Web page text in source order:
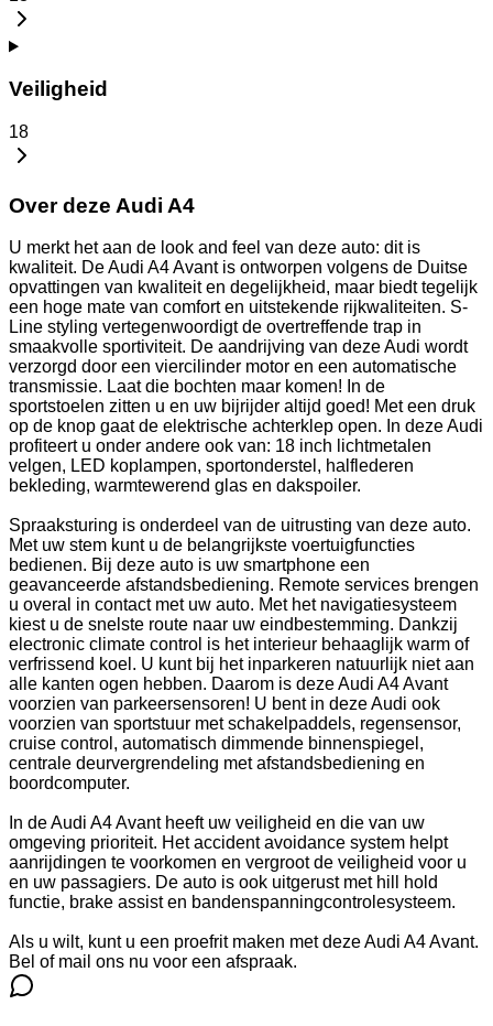
Veiligheid
18
Over deze Audi A4
U merkt het aan de look and feel van deze auto: dit is
kwaliteit. De Audi A4 Avant is ontworpen volgens de Duitse
opvattingen van kwaliteit en degelijkheid, maar biedt tegelijk
een hoge mate van comfort en uitstekende rijkwaliteiten. S-
Line styling vertegenwoordigt de overtreffende trap in
smaakvolle sportiviteit. De aandrijving van deze Audi wordt
verzorgd door een viercilinder motor en een automatische
transmissie. Laat die bochten maar komen! In de
sportstoelen zitten u en uw bijrijder altijd goed! Met een druk
op de knop gaat de elektrische achterklep open. In deze Audi
profiteert u onder andere ook van: 18 inch lichtmetalen
velgen, LED koplampen, sportonderstel, halflederen
bekleding, warmtewerend glas en dakspoiler.
Spraaksturing is onderdeel van de uitrusting van deze auto.
Met uw stem kunt u de belangrijkste voertuigfuncties
bedienen. Bij deze auto is uw smartphone een
geavanceerde afstandsbediening. Remote services brengen
u overal in contact met uw auto. Met het navigatiesysteem
kiest u de snelste route naar uw eindbestemming. Dankzij
electronic climate control is het interieur behaaglijk warm of
verfrissend koel. U kunt bij het inparkeren natuurlijk niet aan
alle kanten ogen hebben. Daarom is deze Audi A4 Avant
voorzien van parkeersensoren! U bent in deze Audi ook
voorzien van sportstuur met schakelpaddels, regensensor,
cruise control, automatisch dimmende binnenspiegel,
centrale deurvergrendeling met afstandsbediening en
boordcomputer.
In de Audi A4 Avant heeft uw veiligheid en die van uw
omgeving prioriteit. Het accident avoidance system helpt
aanrijdingen te voorkomen en vergroot de veiligheid voor u
en uw passagiers. De auto is ook uitgerust met hill hold
functie, brake assist en bandenspanningcontrolesysteem.
Als u wilt, kunt u een proefrit maken met deze Audi A4 Avant.
Bel of mail ons nu voor een afspraak.